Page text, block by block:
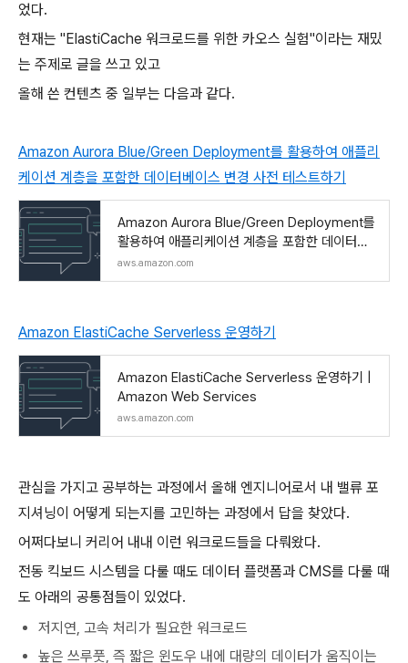
었다.
현재는 "ElastiCache 워크로드를 위한 카오스 실험"이라는 재밌
는 주제로 글을 쓰고 있고
올해 쓴 컨텐츠 중 일부는 다음과 같다.
Amazon Aurora Blue/Green Deployment를 활용하여 애플리
케이션 계층을 포함한 데이터베이스 변경 사전 테스트하기
Amazon Aurora Blue/Green Deployment를
활용하여 애플리케이션 계층을 포함한 데이터베
이스 변경 사전 테
aws.amazon.com
Amazon ElastiCache Serverless 운영하기
Amazon ElastiCache Serverless 운영하기 |
Amazon Web Services
aws.amazon.com
관심을 가지고 공부하는 과정에서 올해 엔지니어로서 내 밸류 포
지셔닝이 어떻게 되는지를 고민하는 과정에서 답을 찾았다.
어쩌다보니 커리어 내내 이런 워크로드들을 다뤄왔다.
전동 킥보드 시스템을 다룰 때도 데이터 플랫폼과 CMS를 다룰 때
도 아래의 공통점들이 있었다.
저지연, 고속 처리가 필요한 워크로드
높은 쓰루풋, 즉 짧은 윈도우 내에 대량의 데이터가 움직이는